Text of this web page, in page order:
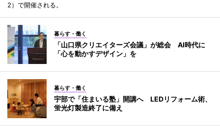
2）で開催される。
暮らす・働く
「山口県クリエイターズ会議」が総会 AI時代に
「心を動かすデザイン」を
暮らす・働く
宇部で「住まいる塾」開講へ LEDリフォーム術、
蛍光灯製造終了に備え